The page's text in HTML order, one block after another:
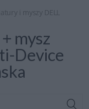
i myszy DELL
mysz
Device